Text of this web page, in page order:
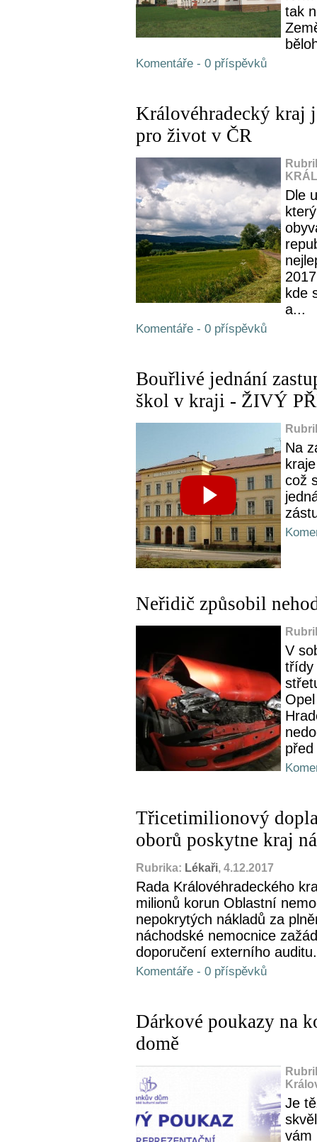
tak
Komentáře - 0 příspěvků
Královéhradecký kraj
pro život v ČR
Dle
kde
a...
Komentáře - 0 příspěvků
Bouřlivé jednání
škol v kraji - ŽIVÝ
Na
což
Neřidič způsobil
V
třídy
Třicetimilionový
oborů poskytne kraj
Rubrika: Lékaři, 4.12.2017
Rada Královéhradeckého
milionů korun Oblastní
nepokrytých nákladů za
náchodské nemocnice
doporučení externího
Komentáře - 0 příspěvků
Dárkové poukazy na
domě
Je
vám